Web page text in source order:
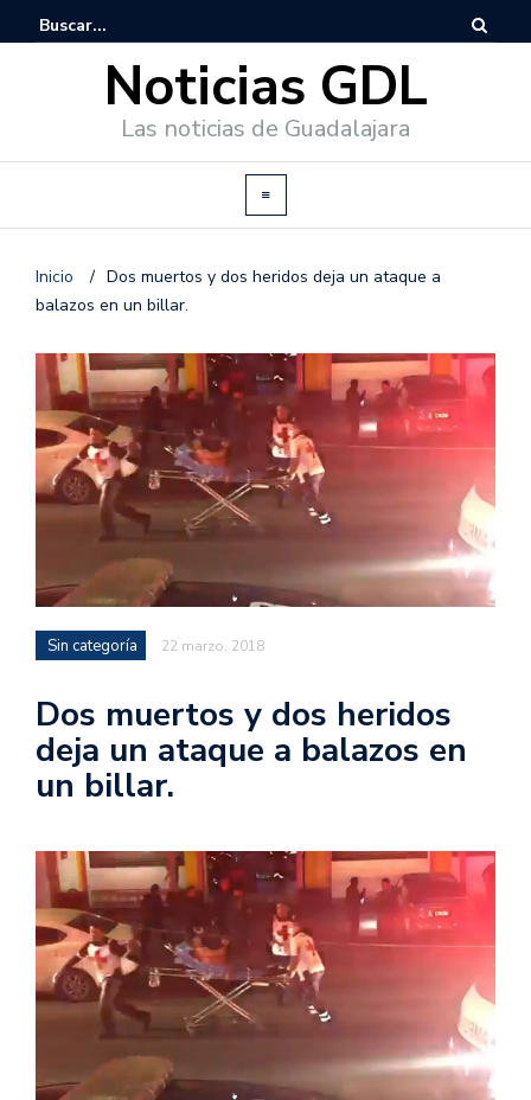
Noticias GDL
Las noticias de Guadalajara
Inicio / Dos muertos y dos heridos deja un ataque a
balazos en un billar.
Sin categoría 22 marzo, 2018
Dos muertos y dos heridos
deja un ataque a balazos en
un billar.